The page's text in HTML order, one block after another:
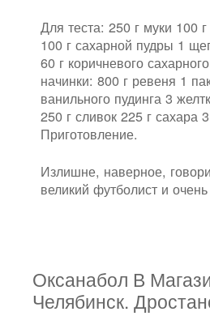
Для теста: 250 г муки 100
100 г сахарной пудры 1
60 г коричневого
начинки: 800 г ревеня 1
ванильного пудинга 3
250 г сливок 225 г сахара
Приготовление.
Излишне, наверное,
великий футболист и
Оксанабол В
Челябинск.